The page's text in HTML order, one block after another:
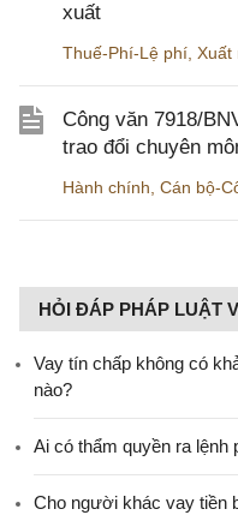
xuất
Thuế-Phí-Lệ phí, Xuất
Công văn 7918/
trao đổi chuyên
Hành chính, Cán bộ-
HỎI ĐÁP PHÁP LUẬT
Vay tín chấp không có
nào?
Ai có thẩm quyền ra lệnh
Cho người khác vay tiền